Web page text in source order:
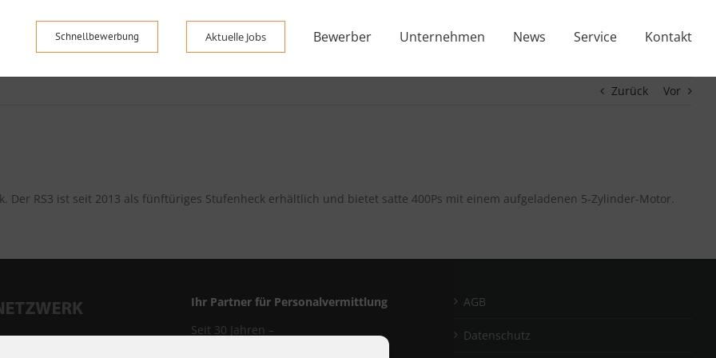
Schnellbewerbung Aktuelle Jobs Bewerber Unternehmen News Service Kontakt
Zurück Vor
Der RS3 ist seit 2013 als fünftüriges Stufenheck erhältlich und bietet satte 400Ps mit einem aufgeladenen 5-Zylinder-Motor.
8, 63450 Hanau
Ihr Partner für Personalvermittlung
Seit 30 Jahren –
AGB
Datenschutz